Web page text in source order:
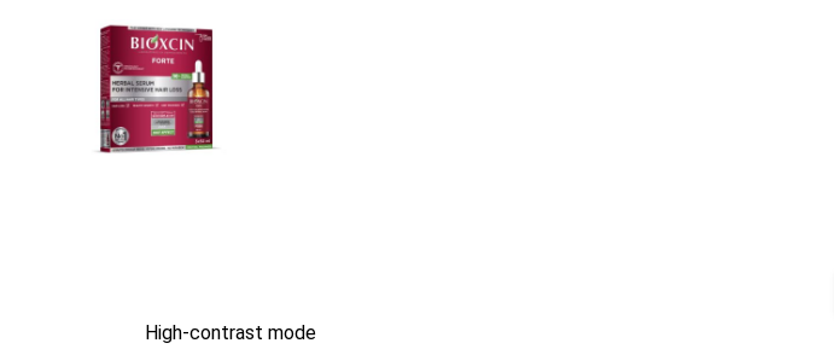
High-contrast mode